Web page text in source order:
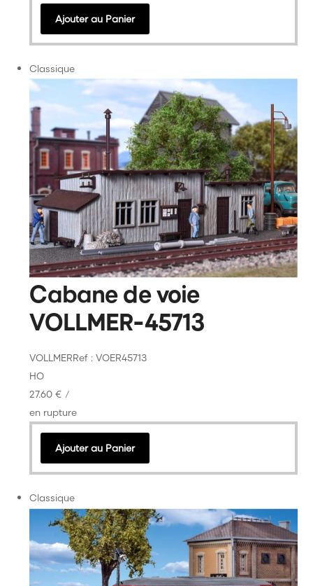
Ajouter au Panier
Classique
Cabane de voie
VOLLMER-45713
VOLLMERRef : VOER45713
HO
27.60 € /
en rupture
Ajouter au Panier
Classique